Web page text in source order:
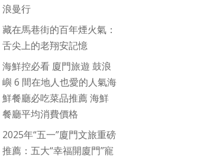
浪曼行
藏在馬巷街的百年煙火氣：
舌尖上的老翔安記憶
海鮮控必看 廈門旅遊 鼓浪
嶼 6 間在地人也愛的人氣海
鮮餐廳必吃菜品推薦 海鮮
餐廳平均消費價格
2025年“五一”廈門文旅重磅
推薦：五大“幸福開廈門”寵